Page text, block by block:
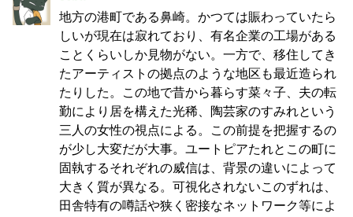
地方の港町である鼻崎。かつては賑わっていたら
しいが現在は寂れており、有名企業の工場がある
ことくらいしか見物がない。一方で、移住してき
たアーティストの拠点のような地区も最近造られ
たりした。この地で昔から暮らす菜々子、夫の転
勤により居を構えた光稀、陶芸家のすみれという
三人の女性の視点による。この前提を把握するの
が少し大変だが大事。ユートピアたれとこの町に
固執するそれぞれの威信は、背景の違いによって
大きく質が異なる。可視化されないこのずれは、
田舎特有の噂話や狭く密接なネットワーク等によ